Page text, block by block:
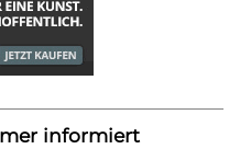
informiert